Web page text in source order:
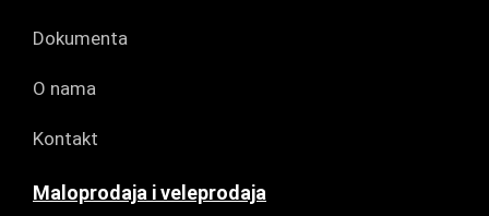
Dokumenta
O nama
Kontakt
Maloprodaja i veleprodaja